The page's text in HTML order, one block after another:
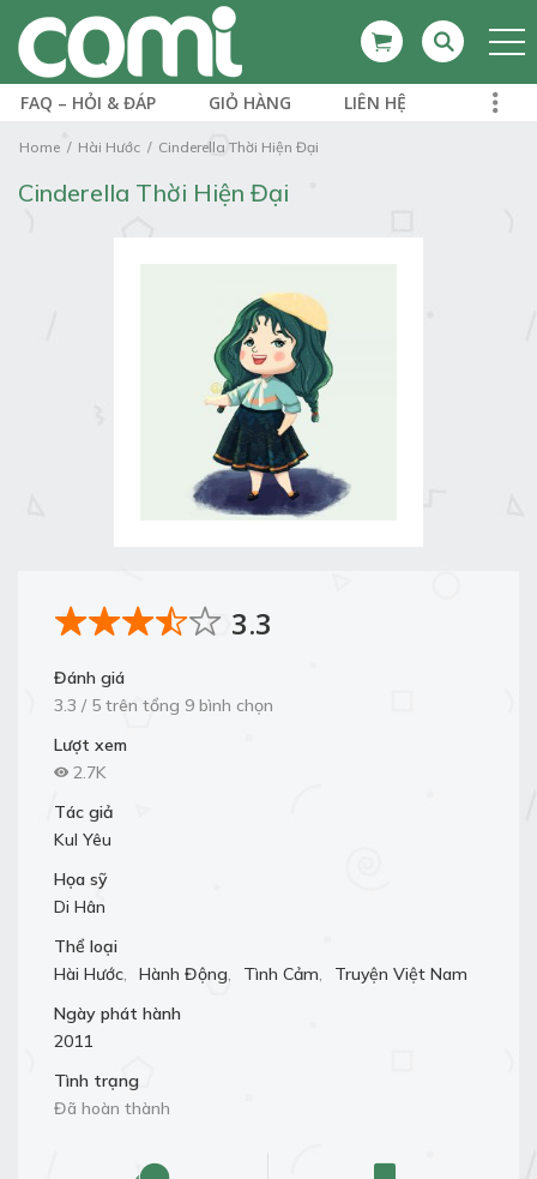
FAQ – HỎI & ĐÁP GIỎ HÀNG LIÊN HỆ
Home Hài Hước Cinderella Thời Hiện Đại
Cinderella Thời Hiện Đại
3.3
Đánh giá
3.3 / 5 trên tổng 9 bình chọn
Lượt xem
2.7K
Tác giả
Kul Yêu
Họa sỹ
Di Hân
Thể loại
Hài Hước, Hành Động, Tình Cảm,
Truyện Việt Nam
Ngày phát hành
2011
Tình trạng
Đã hoàn thành